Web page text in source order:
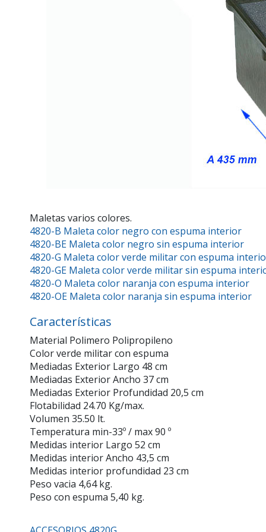
Maletas varios colores.
4820-B Maleta color negro con espuma interior
4820-BE Maleta color negro sin espuma interior
4820-G Maleta color verde militar con espuma
4820-GE Maleta color verde militar sin espuma
4820-O Maleta color naranja con espuma interior
4820-OE Maleta color naranja sin espuma interior
Características
Material Polimero Polipropileno
Color verde militar con espuma
Mediadas Exterior Largo 48 cm
Mediadas Exterior Ancho 37 cm
Mediadas Exterior Profundidad 20,5 cm
Flotabilidad 24.70 Kg/max.
Volumen 35.50 lt.
Temperatura min-33º / max 90 º
Medidas interior Largo 52 cm
Medidas interior Ancho 43,5 cm
Medidas interior profundidad 23 cm
Peso vacia 4,64 kg.
Peso con espuma 5,40 kg.